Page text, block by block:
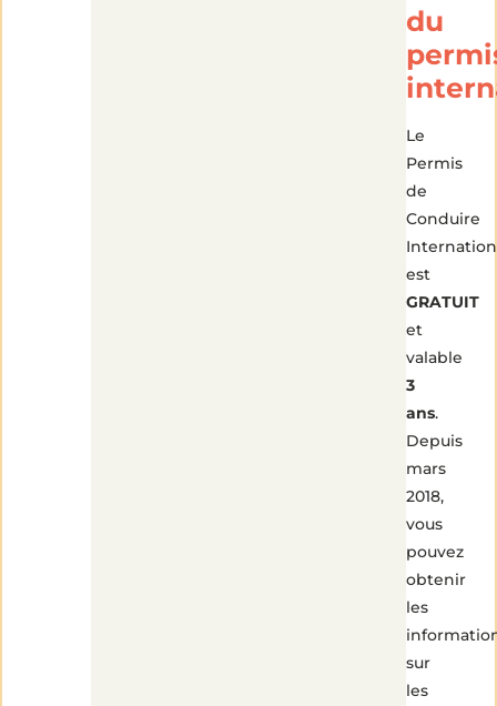
du
Le
Permis
de
Conduire
est
GRATUIT
et
valable
3
ans.
Depuis
mars
2018,
vous
pouvez
obtenir
les
sur
les